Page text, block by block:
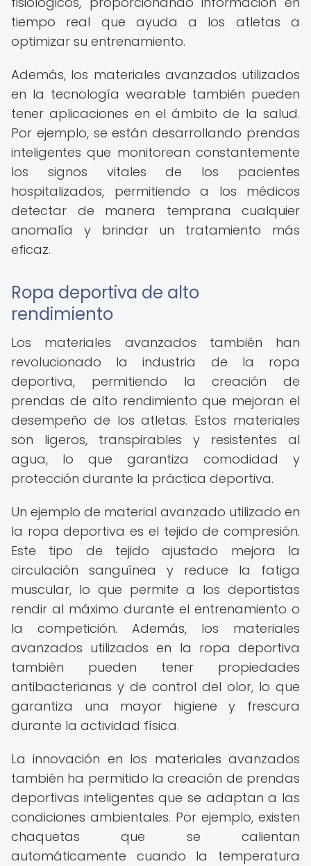
tiempo real que ayuda a los atletas a
optimizar su entrenamiento.
Además, los materiales avanzados utilizados
en la tecnología wearable también pueden
tener aplicaciones en el ámbito de la salud.
Por ejemplo, se están desarrollando prendas
inteligentes que monitorean constantemente
los signos vitales de los pacientes
hospitalizados, permitiendo a los médicos
detectar de manera temprana cualquier
anomalía y brindar un tratamiento más
eficaz.
Ropa deportiva de alto
rendimiento
Los materiales avanzados también han
revolucionado la industria de la ropa
deportiva, permitiendo la creación de
prendas de alto rendimiento que mejoran el
desempeño de los atletas. Estos materiales
son ligeros, transpirables y resistentes al
agua, lo que garantiza comodidad y
protección durante la práctica deportiva.
Un ejemplo de material avanzado utilizado en
la ropa deportiva es el tejido de compresión.
Este tipo de tejido ajustado mejora la
circulación sanguínea y reduce la fatiga
muscular, lo que permite a los deportistas
rendir al máximo durante el entrenamiento o
la competición. Además, los materiales
avanzados utilizados en la ropa deportiva
también pueden tener propiedades
antibacterianas y de control del olor, lo que
garantiza una mayor higiene y frescura
durante la actividad física.
La innovación en los materiales avanzados
también ha permitido la creación de prendas
deportivas inteligentes que se adaptan a las
condiciones ambientales. Por ejemplo, existen
chaquetas que se calientan
automáticamente cuando la temperatura